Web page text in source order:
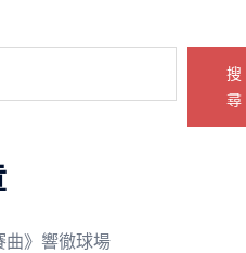
搜
尋
曲》響徹球場